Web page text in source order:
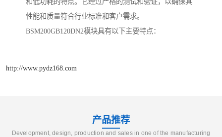
和低功耗的特点。它经过严格的测试和验证，以确保其
性能和质量符合行业标准和客户需求。
BSM200GB120DN2模块具有以下主要特点：
http://www.pydz168.com
产品推荐
Development, design, production and sales in one of the manufacturing